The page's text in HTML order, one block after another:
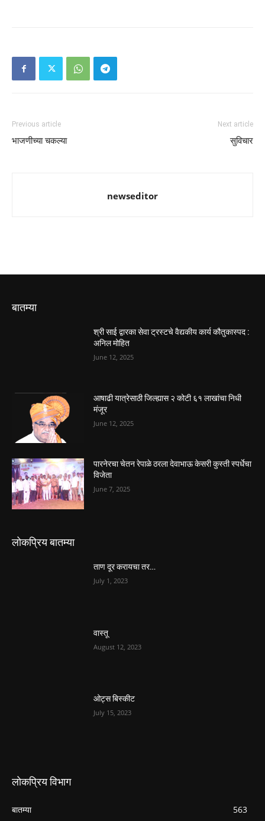
Previous article
भाजणीच्या चकल्या
Next article
सुविचार
newseditor
बातम्या
श्री साई द्वारका सेवा ट्रस्टचे वैद्यकीय कार्य कौतुकास्पद :
अनिल मोहित
June 12, 2025
आषाढी यात्रेसाठी जिल्ह्यास २ कोटी ६१ लाखांचा निधी
मंजूर
June 12, 2025
पारनेरचा चेतन रेपाळे ठरला देवाभाऊ केसरी कुस्ती स्पर्धेचा
विजेता
June 7, 2025
लोकप्रिय बातम्या
ताण दूर करायचा तर…
July 1, 2023
वास्तू
August 12, 2023
ओट्स बिस्कीट
July 15, 2023
लोकप्रिय विभाग
बातम्या
563